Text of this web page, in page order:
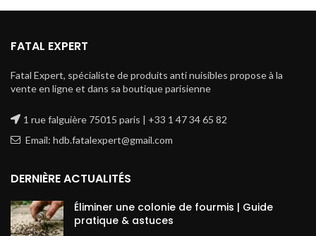
FATAL EXPERT
Fatal Expert, spécialiste de produits anti nuisibles propose à la
vente en ligne et dans sa boutique parisienne
1 rue falguière 75015 paris | +33 1 47 34 65 82
Email: hdb.fatalexpert@gmail.com
DERNIÈRE ACTUALITÉS
Éliminer une colonie de fourmis | Guide
pratique & astuces